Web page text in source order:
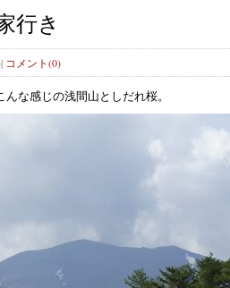
行き
| コメント(0)
な感じの浅間山としだれ桜。